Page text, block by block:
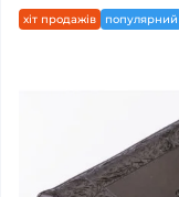
хіт продажів популярний